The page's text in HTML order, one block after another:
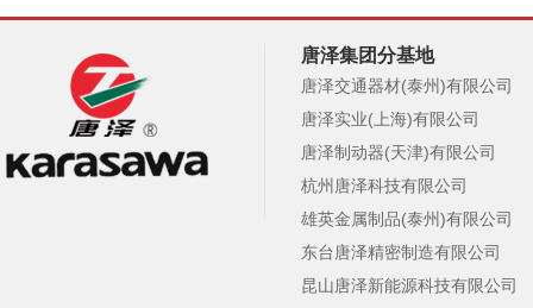
唐泽集团分基地
唐泽交通器材(泰州)有限公司
唐泽实业(上海)有限公司
唐泽制动器(天津)有限公司
杭州唐泽科技有限公司
雄英金属制品(泰州)有限公司
东台唐泽精密制造有限公司
昆山唐泽新能源科技有限公司